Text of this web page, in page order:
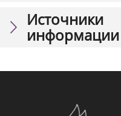
Источники
информации